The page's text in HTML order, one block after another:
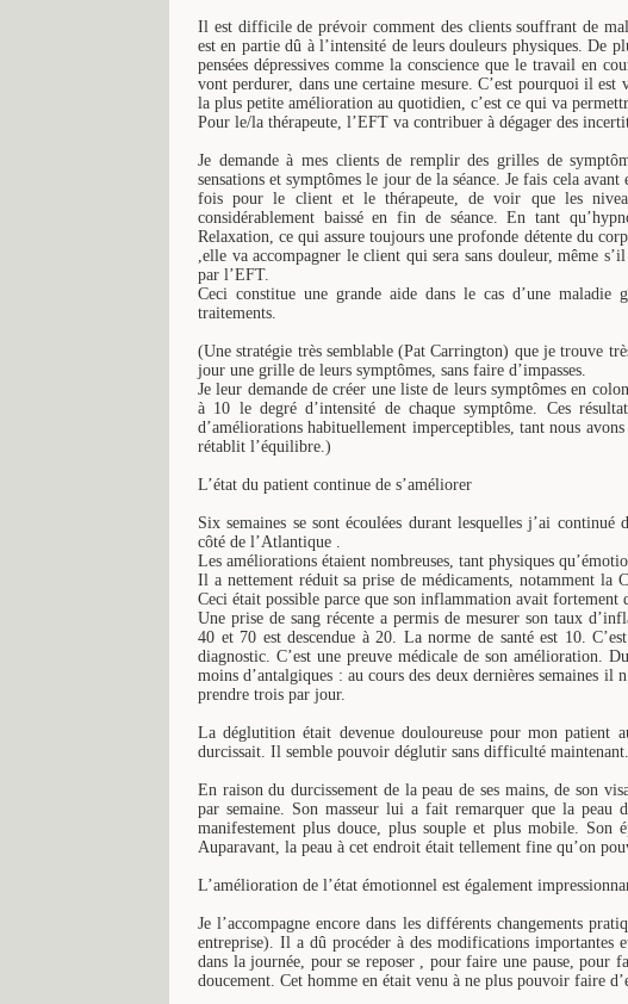
Il est difficile de prévoir comment des clients souffrant de
est en partie dû à l’intensité de leurs douleurs physiques. De
pensées dépressives comme la conscience que le travail en
vont perdurer, dans une certaine mesure. C’est pourquoi il
la plus petite amélioration au quotidien, c’est ce qui va
Pour le/la thérapeute, l’EFT va contribuer à dégager des
Je demande à mes clients de remplir des grilles de
sensations et symptômes le jour de la séance. Je fais cela
fois pour le client et le thérapeute, de voir que les
considérablement baissé en fin de séance. En tant
Relaxation, ce qui assure toujours une profonde détente du
,elle va accompagner le client qui sera sans douleur, même
par l’EFT.
Ceci constitue une grande aide dans le cas d’une
traitements.
(Une stratégie très semblable (Pat Carrington) que je trouve
jour une grille de leurs symptômes, sans faire d’impasses.
Je leur demande de créer une liste de leurs symptômes en
à 10 le degré d’intensité de chaque symptôme. Ces
d’améliorations habituellement imperceptibles, tant nous
rétablit l’équilibre.)
L’état du patient continue de s’améliorer
Six semaines se sont écoulées durant lesquelles j’ai
côté de l’Atlantique .
Les améliorations étaient nombreuses, tant physiques
Il a nettement réduit sa prise de médicaments, notamment la
Ceci était possible parce que son inflammation avait fortement
Une prise de sang récente a permis de mesurer son taux
40 et 70 est descendue à 20. La norme de santé est 10.
diagnostic. C’est une preuve médicale de son amélioration.
moins d’antalgiques : au cours des deux dernières semaines il
prendre trois par jour.
La déglutition était devenue douloureuse pour mon patient
durcissait. Il semble pouvoir déglutir sans difficulté maintenant.
En raison du durcissement de la peau de ses mains, de son
par semaine. Son masseur lui a fait remarquer que la peau
manifestement plus douce, plus souple et plus mobile. Son
Auparavant, la peau à cet endroit était tellement fine qu’on
L’amélioration de l’état émotionnel est également
Je l’accompagne encore dans les différents changements
entreprise). Il a dû procéder à des modifications
dans la journée, pour se reposer , pour faire une pause,
doucement. Cet homme en était venu à ne plus pouvoir faire